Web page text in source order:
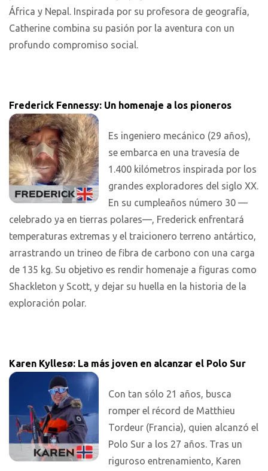
África y Nepal. Inspirada por su profesora de geografía,
Catherine combina su pasión por la aventura con un
profundo compromiso social.
Frederick Fennessy: Un homenaje a los pioneros
Es ingeniero mecánico (29 años),
se embarca en una travesía de
1.400 kilómetros inspirada por los
grandes exploradores del siglo XX.
En su cumpleaños número 30 —
celebrado ya en tierras polares—, Frederick enfrentará
temperaturas extremas y el traicionero terreno antártico,
arrastrando un trineo de fibra de carbono con una carga
de 135 kg. Su objetivo es rendir homenaje a figuras como
Shackleton y Scott, y dejar su huella en la historia de la
exploración polar.
Karen Kyllesø: La más joven en alcanzar el Polo Sur
Con tan sólo 21 años, busca
romper el récord de Matthieu
Tordeur (Francia), quien alcanzó el
Polo Sur a los 27 años. Tras un
riguroso entrenamiento, Karen